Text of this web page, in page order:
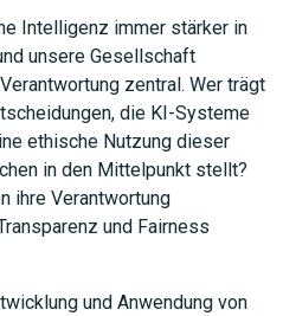
Intelligenz immer stärker in
unsere Gesellschaft
zentral. Wer trägt
die KI-Systeme
ethische Nutzung dieser
in den Mittelpunkt stellt?
ihre Verantwortung
und Fairness
und Anwendung von
JETZT SUCHEN